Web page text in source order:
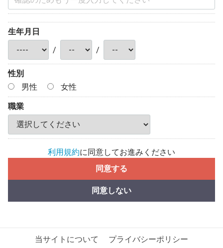
生年月日
/
/
性別
男性
女性
職業
利用規約に同意してお進みください
同意する
同意しない
当サイトについて
プライバシーポリシー